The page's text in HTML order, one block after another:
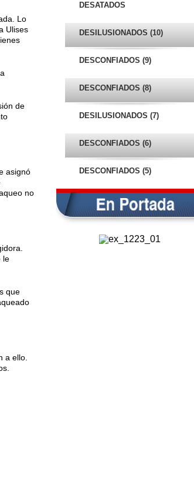
Lo
Ulises
de
asignó
no
le
que
a ello.
LEY DE CONVIVENCIA CREA
HABRÁ MAL TIEMPO LUNES Y
UN SISTEMA QUE SOLO
POSADAS TIBIAS Y CALIENTES
EN PORTADA
EN PORTADA
DESATADOS
DESILUSIONADOS (10)
DESCONFIADOS (9)
DESCONFIADOS (8)
DESILUSIONADOS (7)
DESCONFIADOS (6)
DESCONFIADOS (5)